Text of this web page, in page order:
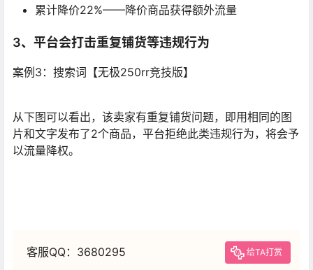
累计降价22%——降价商品获得额外流量
3、平台会打击重复铺货等违规行为
案例3：搜索词【无极250rr竞技版】
从下图可以看出，该卖家有重复铺货问题，即用相同的图
片和文字发布了2个商品，平台拒绝此类违规行为，将会予
以流量降权。
客服QQ：3680295 给TA打赏